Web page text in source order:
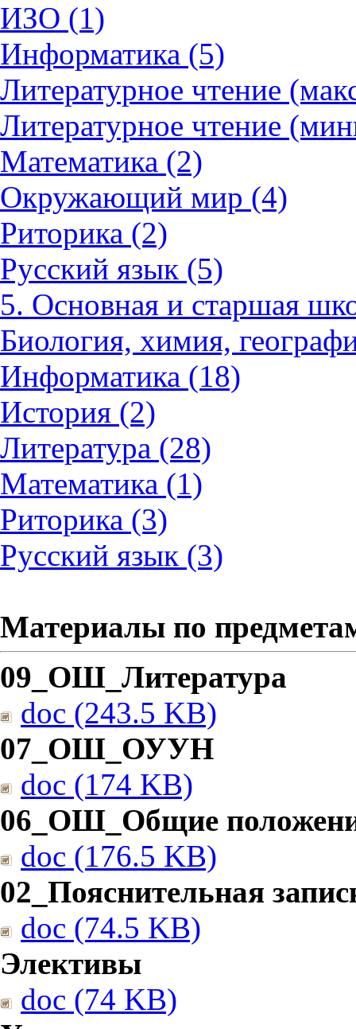
ИЗО (1)
Информатика (5)
Литературное чтение
Литературное чтение
Математика (2)
Окружающий мир (4)
Риторика (2)
Русский язык (5)
5. Основная и старшая
Биология, химия,
Информатика (18)
История (2)
Литература (28)
Математика (1)
Риторика (3)
Русский язык (3)
Материалы по
09_ОШ_Литература
doc (243.5 KB)
07_ОШ_ОУУН
doc (174 KB)
06_ОШ_Общие
doc (176.5 KB)
02_Пояснительная
doc (74.5 KB)
Элективы
doc (74 KB)